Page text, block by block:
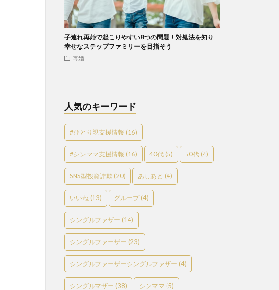
子連れ再婚で起こりやすい8つの問題！対処法を知り
幸せなステップファミリーを目指そう
再婚
人気のキーワード
#ひとり親支援情報 (16)
#シンママ支援情報 (16) 40代 (5) 50代 (4)
SNS型投資詐欺 (20) あしあと (4)
いいね (13) グループ(4)
シングルファザー (14)
シングルファーザー (23)
シングルファーザーシングルファザー (4)
シングルマザー (38) シンママ (5)